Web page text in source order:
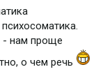
- нам проще
о чем речь